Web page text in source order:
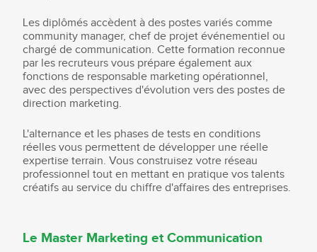
Les diplômés accèdent à des postes variés comme
community manager, chef de projet événementiel ou
chargé de communication. Cette formation reconnue
par les recruteurs vous prépare également aux
fonctions de responsable marketing opérationnel,
avec des perspectives d'évolution vers des postes de
direction marketing.
L'alternance et les phases de tests en conditions
réelles vous permettent de développer une réelle
expertise terrain. Vous construisez votre réseau
professionnel tout en mettant en pratique vos talents
créatifs au service du chiffre d'affaires des entreprises.
Le Master Marketing et Communication